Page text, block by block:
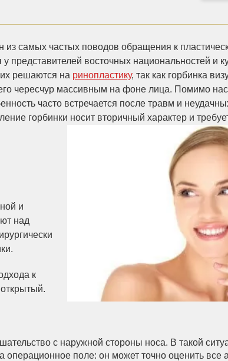
самых частых поводов обращения к
представителей восточных национальностей и
решаются на ринопластику, так как горбинка
чересчур массивным на фоне лица. Помимо
часто встречается после травм и
горбинки носит вторичный характер и
и
над
к
с наружной стороны носа. В такой
операционное поле: он может точно оценить все